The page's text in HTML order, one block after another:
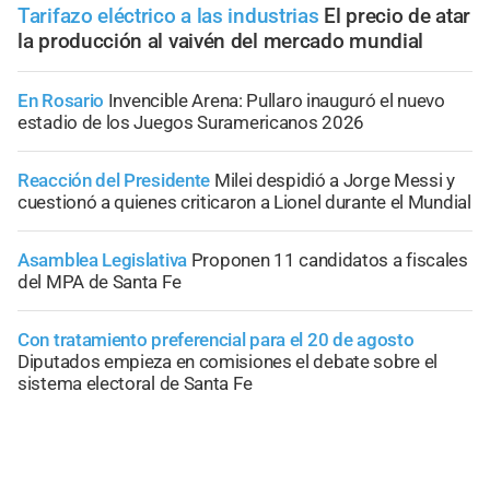
Tarifazo eléctrico a las industrias El precio de atar
la producción al vaivén del mercado mundial
En Rosario Invencible Arena: Pullaro inauguró el nuevo
estadio de los Juegos Suramericanos 2026
Reacción del Presidente Milei despidió a Jorge Messi y
cuestionó a quienes criticaron a Lionel durante el Mundial
Asamblea Legislativa Proponen 11 candidatos a fiscales
del MPA de Santa Fe
Con tratamiento preferencial para el 20 de agosto
Diputados empieza en comisiones el debate sobre el
sistema electoral de Santa Fe